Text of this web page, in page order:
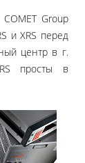
COMET Group
и XRS перед
центр в г.
просты в